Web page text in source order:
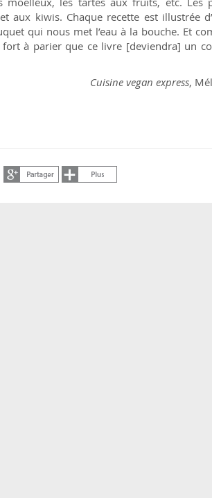
aux kiwis. Chaque recette est illustrée
qui nous met l’eau à la bouche. Et
à parier que ce livre [deviendra] un
Cuisine vegan express,